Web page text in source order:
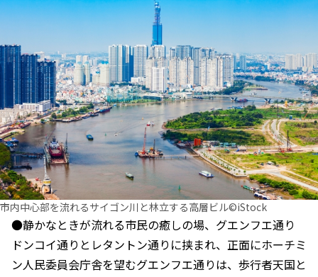
市内中心部を流れるサイゴン川と林立する高層ビル©iStock
●静かなときが流れる市民の癒しの場、グエンフエ通り
ドンコイ通りとレタントン通りに挟まれ、正面にホーチミ
ン人民委員会庁舎を望むグエンフエ通りは、歩行者天国と